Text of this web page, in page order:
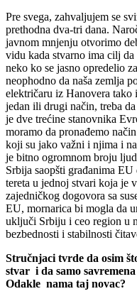
Pre svega, zahvaljujem se
prethodna dva-tri dana.
javnom mnjenju otvorimo
vidu kada stvarno ima cilj
neko ko se jasno opredelio
neophodno da naša zemlja
električaru iz Hanovera
jedan ili drugi način, treba
je dve trećine stanovnika
moramo da pronađemo
koji su jako važni i njima i
je bitno ogromnom broju
Srbija saopšti građanima
tereta u jednoj stvari koja je
zajedničkog dogovora sa
EU, mornarica bi mogla da
uključi Srbiju i ceo region u
bezbednosti i stabilnosti
Stručnjaci tvrde da osim
stvar i da samo
Odakle nama taj novac?